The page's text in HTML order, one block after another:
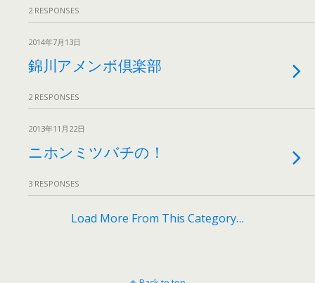
2 RESPONSES
2014年7月13日
錦川アメンボ倶楽部
2 RESPONSES
2013年11月22日
ニホンミツバチの！
3 RESPONSES
Load More From This Category…